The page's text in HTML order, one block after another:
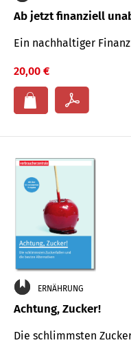
Ab jetzt finanziell
Ein nachhaltiger
20,00 €
ERNÄHRUNG
Achtung, Zucker!
Die schlimmsten